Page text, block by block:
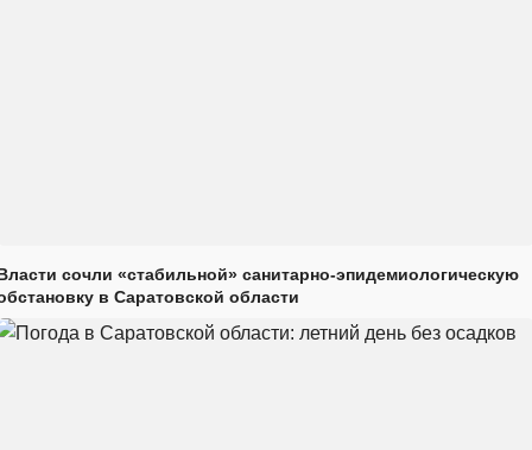
сочли «стабильной» санитарно-эпидемиологическую
в Саратовской области